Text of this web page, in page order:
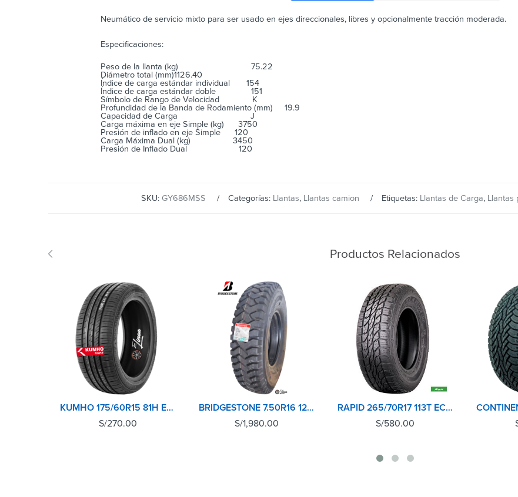
Neumático de servicio mixto para ser usado en ejes direccionales, libres y opcionalmente tracción moderada.
Especificaciones:
Peso de la llanta (kg) 75.22
Diámetro total (mm)1126.40
Índice de carga estándar individual 154
Índice de carga estándar doble 151
Símbolo de Rango de Velocidad K
Profundidad de la Banda de Rodamiento (mm) 19.9
Capacidad de Carga J
Carga máxima en eje Simple (kg) 3750
Presión de inflado en eje Simple 120
Carga Máxima Dual (kg) 3450
Presión de Inflado Dual 120
SKU: GY686MSS Categorías: Llantas, Llantas camion Etiquetas: Llantas de Carga, Llantas
Productos Relacionados
KUMHO 175/60R15 81H ECOWING ES31 TL
S/270.00
BRIDGESTONE 7.50R16 12PR POST L301
S/1,980.00
RAPID 265/70R17 113T ECOLANDER AT
S/580.00